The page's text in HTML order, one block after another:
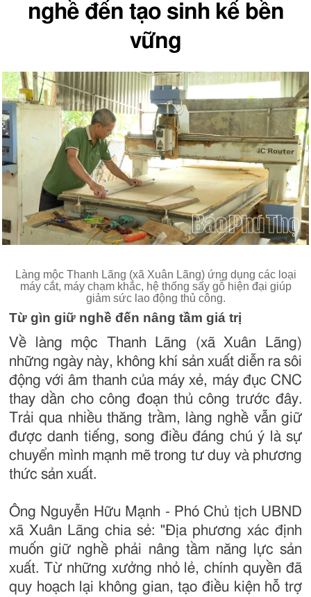
nghề đến tạo sinh kế bền
vững
Làng mộc Thanh Lãng (xã Xuân Lãng) ứng dụng các loại
máy cắt, máy chạm khắc, hệ thống sấy gỗ hiện đại giúp
giảm sức lao động thủ công.
Từ gìn giữ nghề đến nâng tầm giá trị
Về làng mộc Thanh Lãng (xã Xuân Lãng)
những ngày này, không khí sản xuất diễn ra sôi
động với âm thanh của máy xẻ, máy đục CNC
thay dần cho công đoạn thủ công trước đây.
Trải qua nhiều thăng trầm, làng nghề vẫn giữ
được danh tiếng, song điều đáng chú ý là sự
chuyển mình mạnh mẽ trong tư duy và phương
thức sản xuất.
Ông Nguyễn Hữu Mạnh - Phó Chủ tịch UBND
xã Xuân Lãng chia sẻ: "Địa phương xác định
muốn giữ nghề phải nâng tầm năng lực sản
xuất. Từ những xưởng nhỏ lẻ, chính quyền đã
quy hoạch lại không gian, tạo điều kiện hỗ trợ